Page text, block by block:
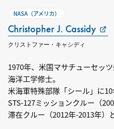
NASA（アメリカ）
Christopher J. Cassidy
クリストファー・キャシディ
1970年、米国マサチューセッ
海洋工学修士。
米海軍特殊部隊「シール」に10
STS-127ミッションクルー（
滞在クルー（2012年-2013年）